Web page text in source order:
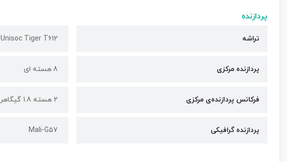
پردازنده
تراشه Unisoc Tiger T612 (12 نانومتر)
پردازنده مرکزی 8 هسته ای
فرکانس پردازنده‌ی مرکزی 2 هسته 1.8 گیگاهرتز Cortex-A75 و 6 هسته 1.8 گیگاهرتز Cortex-A55
پردازنده گرافیکی Mali-G57